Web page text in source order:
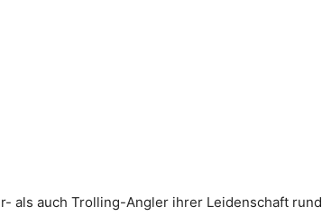
als auch Trolling-Angler ihrer Leidenschaft rund